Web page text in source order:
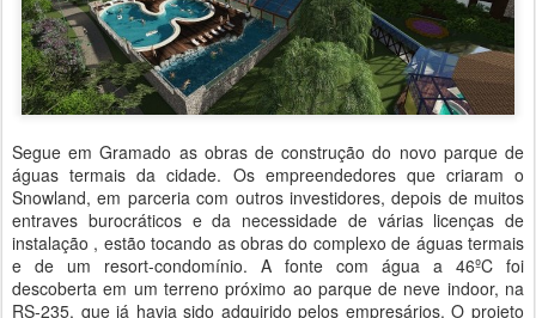
Segue em Gramado as obras de construção do novo parque de
águas termais da cidade. Os empreendedores que criaram o
Snowland, em parceria com outros investidores, depois de muitos
entraves burocráticos e da necessidade de várias licenças de
instalação , estão tocando as obras do complexo de águas termais
e de um resort-condomínio. A fonte com água a 46ºC foi
descoberta em um terreno próximo ao parque de neve indoor, na
RS-235, que já havia sido adquirido pelos empresários. O projeto